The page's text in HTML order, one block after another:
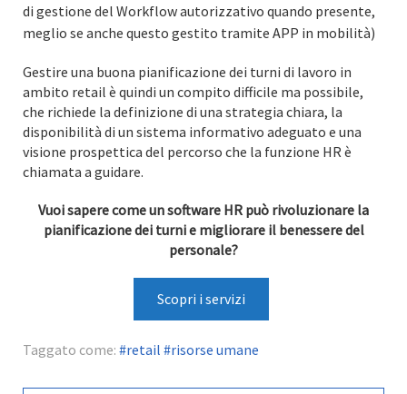
di gestione del Workflow autorizzativo quando presente,
meglio se anche questo gestito tramite APP in mobilità)
Gestire una buona pianificazione dei turni di lavoro in
ambito retail è quindi un compito difficile ma possibile,
che richiede la definizione di una strategia chiara, la
disponibilità di un sistema informativo adeguato e una
visione prospettica del percorso che la funzione HR è
chiamata a guidare.
Vuoi sapere come un software HR può rivoluzionare la
pianificazione dei turni e migliorare il benessere del
personale?
Scopri i servizi
Taggato come: retail risorse umane